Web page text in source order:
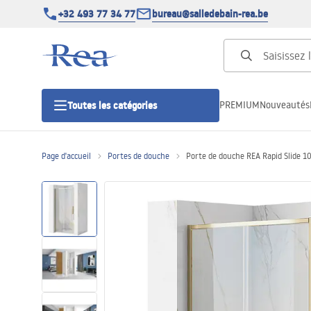
+32 493 77 34 77 bureau@salledebain-rea.be
Toutes les catégories
Receveurs de douche
Caniveaux de douche
PREMIUMNouveautés
Page d'accueil Portes de douche Porte de douche REA Rapid Slide